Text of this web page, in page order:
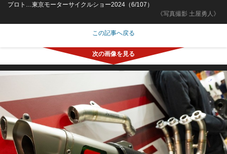
《写真撮影 土屋勇人》
プロト…東京モーターサイクルショー2024（6/107）
この記事へ戻る